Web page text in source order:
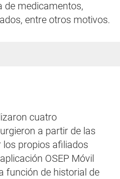
de medicamentos,
entre otros motivos.
cuatro
a partir de las
los propios afiliados
OSEP Móvil
función de historial de